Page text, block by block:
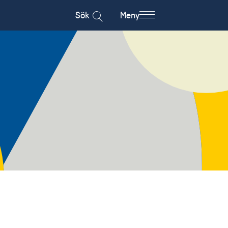
Sök Meny